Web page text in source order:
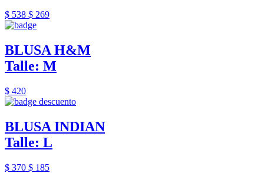
$ 538 $ 269
BLUSA H&M
Talle: M
$ 420
BLUSA INDIAN
Talle: L
$ 370 $ 185